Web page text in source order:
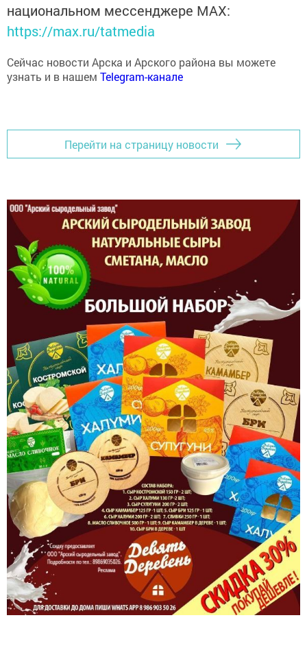
национальном мессенджере MАХ:
https://max.ru/tatmedia
Сейчас новости Арска и Арского района вы можете
узнать и в нашем Telegram-канале
Перейти на страницу новости